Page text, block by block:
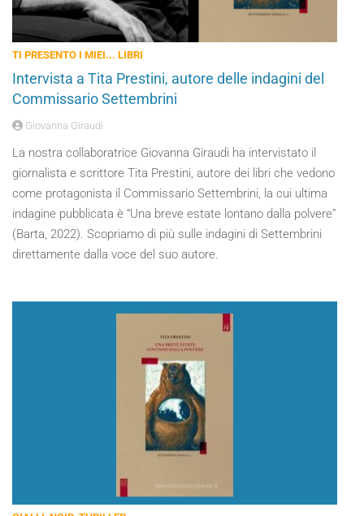
TI PRESENTO I MIEI... LIBRI
Intervista a Tita Prestini, autore delle indagini del
Commissario Settembrini
Giovanna Giraudi
La nostra collaboratrice Giovanna Giraudi ha intervistato il
giornalista e scrittore Tita Prestini, autore dei libri che vedono
come protagonista il Commissario Settembrini, la cui ultima
indagine pubblicata è “Una breve estate lontano dalla polvere”
(Barta, 2022). Scopriamo di più sulle indagini di Settembrini
direttamente dalla voce del suo autore.